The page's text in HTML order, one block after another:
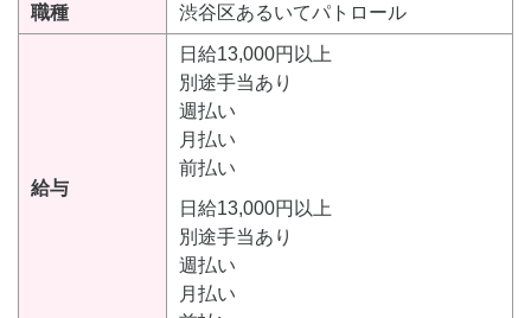
職種 渋谷区あるいてパトロール
給与
日給13,000円以上
別途手当あり
週払い
月払い
前払い
日給13,000円以上
別途手当あり
週払い
月払い